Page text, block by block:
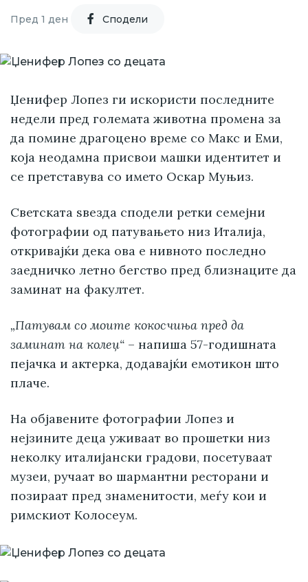
Пред 1 ден Cподели
Џенифер Лопез ги искористи последните
недели пред големата животна промена за
да помине драгоцено време со Макс и Еми,
која неодамна присвои машки идентитет и
се претставува со името Оскар Муњиз.
Светската ѕвезда сподели ретки семејни
фотографии од патувањето низ Италија,
откривајќи дека ова е нивното последно
заедничко летно бегство пред близнаците да
заминат на факултет.
„Патувам со моите кокосчиња пред да
заминат на колеџ“ – напиша 57-годишната
пејачка и актерка, додавајќи емотикон што
плаче.
На објавените фотографии Лопез и
нејзините деца уживаат во прошетки низ
неколку италијански градови, посетуваат
музеи, ручаат во шармантни ресторани и
позираат пред знаменитости, меѓу кои и
римскиот Колосеум.